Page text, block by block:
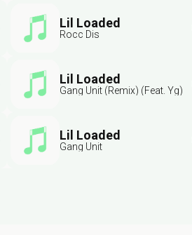
Lil Loaded
Rocc Dis
Lil Loaded
Gang Unit (Remix) (Feat. Yg)
Lil Loaded
Gang Unit